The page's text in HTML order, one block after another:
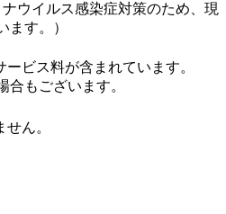
ウイルス感染症対策のため、現
ます。）
ビス料が含まれています。
もございます。
ん。